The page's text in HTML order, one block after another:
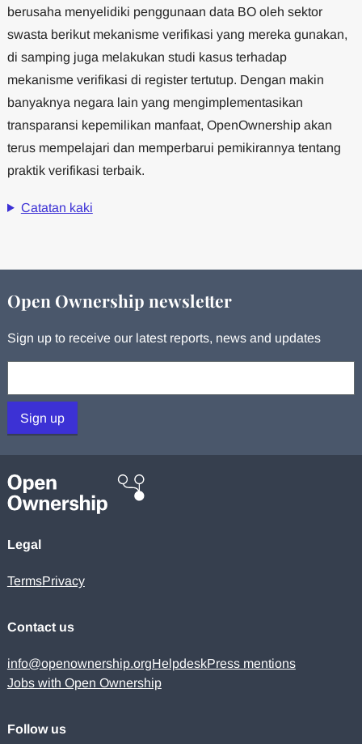
berusaha menyelidiki penggunaan data BO oleh sektor
swasta berikut mekanisme verifikasi yang mereka gunakan,
di samping juga melakukan studi kasus terhadap
mekanisme verifikasi di register tertutup. Dengan makin
banyaknya negara lain yang mengimplementasikan
transparansi kepemilikan manfaat, OpenOwnership akan
terus mempelajari dan memperbarui pemikirannya tentang
praktik verifikasi terbaik.
Catatan kaki
Open Ownership newsletter
Sign up to receive our latest reports, news and updates
Sign up
Legal
TermsPrivacy
Contact us
info@openownership.orgHelpdeskPress mentions
Jobs with Open Ownership
Follow us